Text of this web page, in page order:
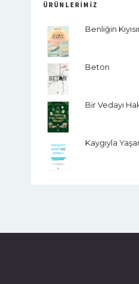
ÜRÜNLERIMIZ
Beton